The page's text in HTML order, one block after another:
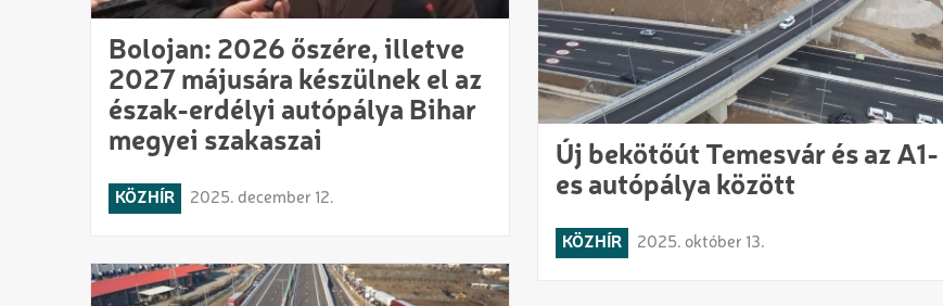
Bolojan: 2026 őszére, illetve
2027 májusára készülnek el az
észak-erdélyi autópálya Bihar
megyei szakaszai
KÖZHÍR 2025. december 12.
Új bekötőút Temesvár és az A1-
es autópálya között
KÖZHÍR 2025. október 13.